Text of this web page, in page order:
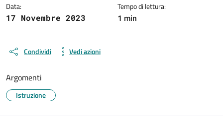
Data:
17 Novembre 2023
Tempo di lettura:
1 min
Condividi Vedi azioni
Argomenti
Istruzione